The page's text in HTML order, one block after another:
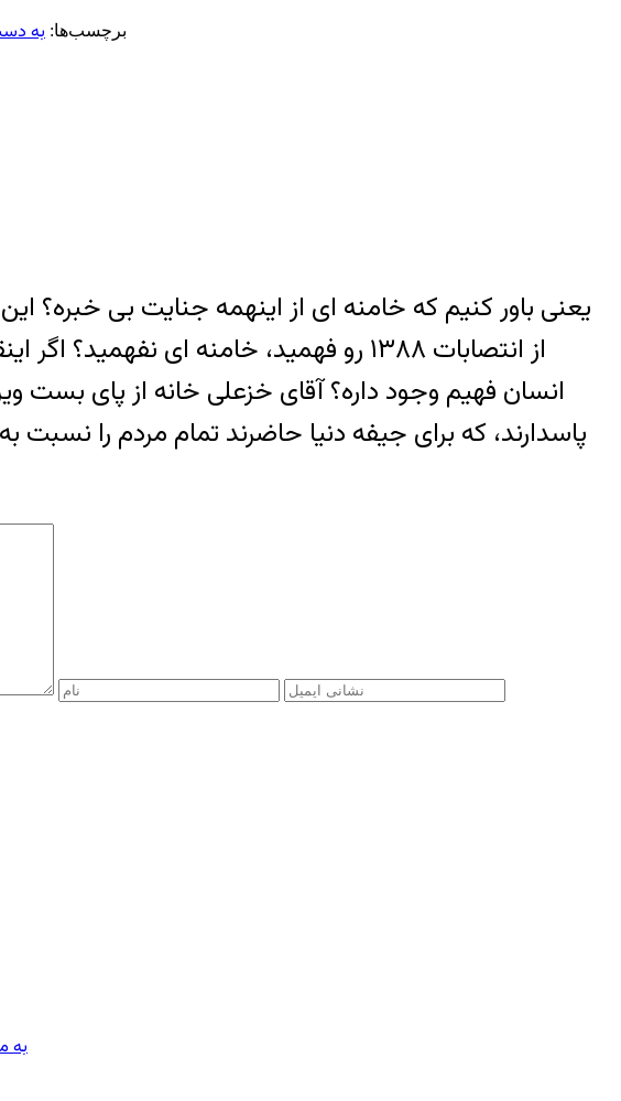
برچسب‌ها: به
یعنی باور کنیم که خامنه ای از اینهمه جنایت بی
انسان فهیم وجود داره؟ آقای خزعلی خانه از پای بست
پاسدارند، که برای جیفه دنیا حاضرند تمام مردم را نسبت
به